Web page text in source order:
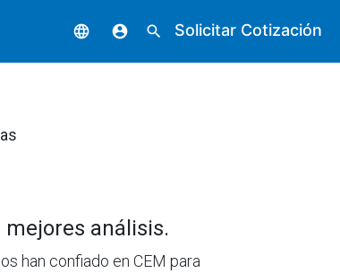
language account_circle search Solicitar Cotización
análisis.
han confiado en CEM para